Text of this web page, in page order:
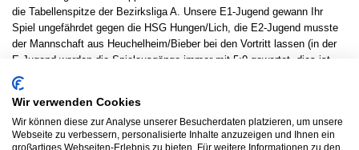
die Tabellenspitze der Bezirksliga A. Unsere E1-Jugend gewann Ihr
Spiel ungefährdet gegen die HSG Hungen/Lich, die E2-Jugend musste
der Mannschaft aus Heuchelheim/Bieber bei den Vortritt lassen (in der
E-Jugend werden die Spielausgänge immer mit 5:0 gewertet, dies ist
mit dem komplizierten Berechnungsmodus „Erzielte Tore X Anzahl
Torschützen“ zu erklären). Unsere B-Jugend konnte in Ihrem Spiel
gegen die starke Mannschaft des Nachbarn aus Hüttenberg zu Beginn
gut mithalten, hatte bei der 20:32 Niederlage am Ende aber keine
Chance das Spiel für sich zu entscheiden. Insgesamt also ein sehr
Wir verwenden Cookies
Wir können diese zur Analyse unserer Besucherdaten platzieren, um unsere
Webseite zu verbessern, personalisierte Inhalte anzuzeigen und Ihnen ein
großartiges Webseiten-Erlebnis zu bieten. Für weitere Informationen zu den